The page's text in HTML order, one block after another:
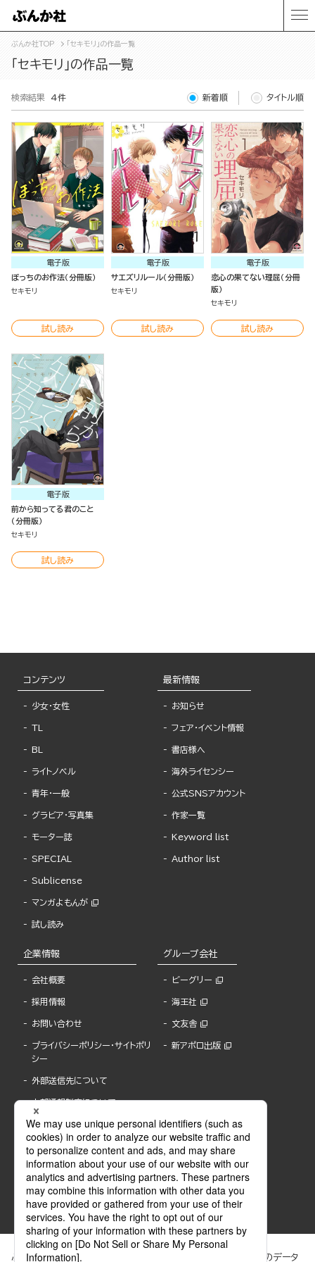
ぶんか社TOP 「セキモリ」の作品一覧
「セキモリ」の作品一覧
検索結果 4件 新着順 タイトル順
電子版
ぼっちのお作法（分冊版）
セキモリ
試し読み
電子版
サエズリルール（分冊版）
セキモリ
試し読み
電子版
恋心の果てない理屈（分冊
版）
セキモリ
試し読み
電子版
前から知ってる君のこと
（分冊版）
セキモリ
試し読み
コンテンツ
少女・女性
TL
BL
ライトノベル
青年・一般
グラビア・写真集
モーター誌
SPECIAL
Sublicense
マンガよもんが
試し読み
最新情報
お知らせ
フェア・イベント情報
書店様へ
海外ライセンシー
公式SNSアカウント
作家一覧
Keyword list
Author list
企業情報
会社概要
採用情報
お問い合わせ
プライバシーポリシー・サイトポリ
シー
外部送信先について
内部通報制度について
グループ会社
ビーグリー
海王社
文友舎
新アポロ出版
ぶんか社が運営するサイトでは、利便性向上のためにCookie等のデータ